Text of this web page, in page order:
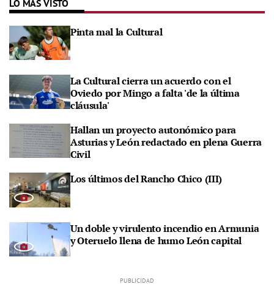
LO MÁS VISTO
Pinta mal la Cultural
La Cultural cierra un acuerdo con el
Oviedo por Mingo a falta 'de la última
cláusula'
Hallan un proyecto autonómico para
Asturias y León redactado en plena Guerra
Civil
Los últimos del Rancho Chico (III)
Un doble y virulento incendio en Armunia
y Oteruelo llena de humo León capital